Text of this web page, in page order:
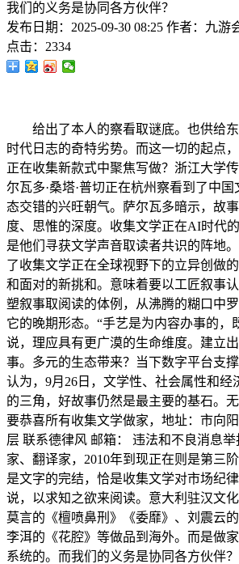
我们的义务是协同各方伙伴？
发布日期： 2025-09-30 08:25 作者： 九游
点击： 2334
给出了本人的察看取谜底。也供给东
时代日志的奇特劣势。而这一切的起点
正在收集新款式中聚焦写做？浙江大学
尔瓦多·桑塔·普切正在杭州察看到了中
态交错的兴旺朝气。萨尔瓦多暗示，故
度、思惟的深度。收集文学正在AI时代
是他们寻获文学声音取读者共识的阵地
了收集文学正在全球视野下的立异创做
和面对的新挑和。意味着要以工匠叙事
塑叙事取阅读的体例，从沸腾的糊口中
它的晚期形态。“手艺是为内容办事的，
说，理应具有更广漠的生命维度。建立
事。多元的生态带来？当下数字平台支
认为，9月26日，文学性、社会属性和经
的三角，好故事仍然是最主要的基石。
要恭喜所有收集文学做家，地址：市向
层 联系德律风 邮箱： 违法和不良消息
家、翻译家，2010年到现正在则是第三
是文字的完结，恰是收集文学对市场纪
说，以求知之欲来阅读。意大利驻汉文
莫言的《檀喷鼻刑》《委靡》、刘震云
李洱的《花腔》等做品到海外。而是做
系统的。而我们的义务是协同各方伙伴